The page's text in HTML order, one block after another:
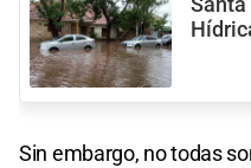
Sin embargo, no todas